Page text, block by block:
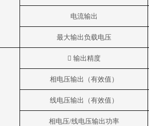
电流输出
最大输出负载电压
 输出精度
相电压输出（有效值）
线电压输出（有效值）
相电压/线电压输出功率